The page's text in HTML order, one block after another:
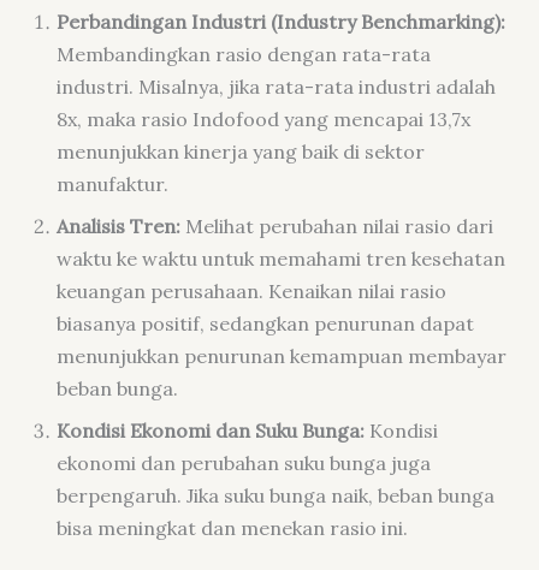
Perbandingan Industri (Industry Benchmarking):
Membandingkan rasio dengan rata-rata
industri. Misalnya, jika rata-rata industri adalah
8x, maka rasio Indofood yang mencapai 13,7x
menunjukkan kinerja yang baik di sektor
manufaktur.
Analisis Tren:Melihat perubahan nilai rasio dari
waktu ke waktu untuk memahami tren kesehatan
keuangan perusahaan. Kenaikan nilai rasio
biasanya positif, sedangkan penurunan dapat
menunjukkan penurunan kemampuan membayar
beban bunga.
Kondisi Ekonomi dan Suku Bunga:Kondisi
ekonomi dan perubahan suku bunga juga
berpengaruh. Jika suku bunga naik, beban bunga
bisa meningkat dan menekan rasio ini.